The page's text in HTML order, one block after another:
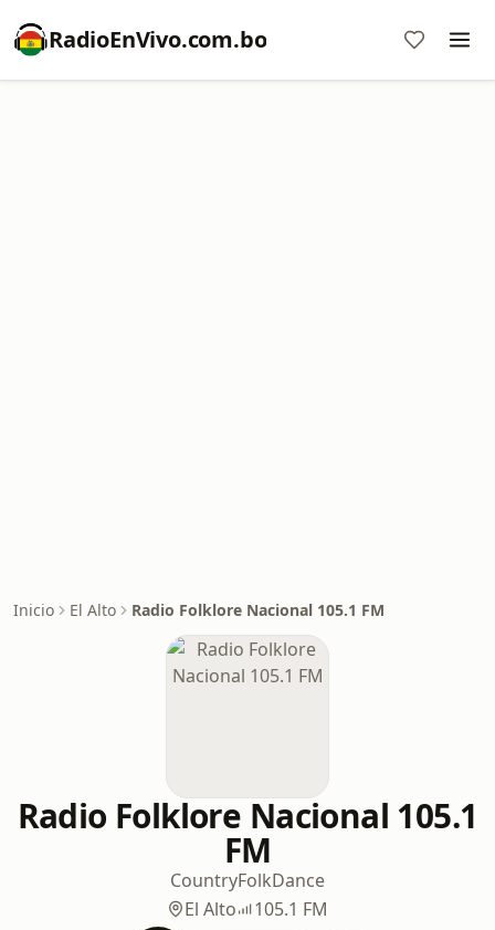
RadioEnVivo.com.bo
Inicio El Alto Radio Folklore Nacional 105.1 FM
Radio Folklore Nacional 105.1
FM
CountryFolkDance
El Alto
105.1 FM